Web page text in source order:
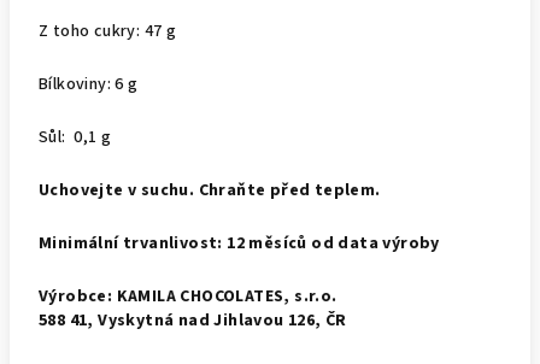
Z toho cukry: 47 g
Bílkoviny: 6 g
Sůl: 0,1 g
Uchovejte v suchu. Chraňte před teplem.
Minimální trvanlivost: 12 měsíců od data výroby
Výrobce: KAMILA CHOCOLATES, s.r.o.
588 41, Vyskytná nad Jihlavou 126, ČR